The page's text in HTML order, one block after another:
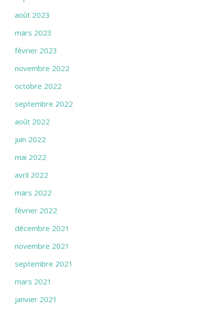
août 2023
mars 2023
février 2023
novembre 2022
octobre 2022
septembre 2022
août 2022
juin 2022
mai 2022
avril 2022
mars 2022
février 2022
décembre 2021
novembre 2021
septembre 2021
mars 2021
janvier 2021